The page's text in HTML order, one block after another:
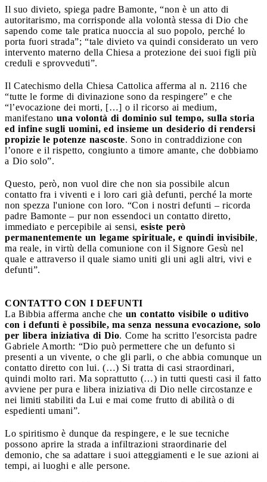
Il suo divieto, spiega padre Bamonte, “non è un atto di
autoritarismo, ma corrisponde alla volontà stessa di Dio che
sapendo come tale pratica nuoccia al suo popolo, perché lo
porta fuori strada”; “tale divieto va quindi considerato un vero
intervento materno della Chiesa a protezione dei suoi figli più
creduli e sprovveduti”.
Il Catechismo della Chiesa Cattolica afferma al n. 2116 che
“tutte le forme di divinazione sono da respingere” e che
“l’evocazione dei morti, […] o il ricorso ai medium,
manifestano una volontà di dominio sul tempo, sulla storia
ed infine sugli uomini, ed insieme un desiderio di rendersi
propizie le potenze nascoste. Sono in contraddizione con
l’onore e il rispetto, congiunto a timore amante, che dobbiamo
a Dio solo”.
Questo, però, non vuol dire che non sia possibile alcun
contatto fra i viventi e i loro cari già defunti, perché la morte
non spezza l'unione con loro. “Con i nostri defunti – ricorda
padre Bamonte – pur non essendoci un contatto diretto,
immediato e percepibile ai sensi, esiste però
permanentemente un legame spirituale, e quindi invisibile,
ma reale, in virtù della comunione con il Signore Gesù nel
quale e attraverso il quale siamo uniti gli uni agli altri, vivi e
defunti”.
CONTATTO CON I DEFUNTI
La Bibbia afferma anche che un contatto visibile o uditivo
con i defunti è possibile, ma senza nessuna evocazione, solo
per libera iniziativa di Dio. Come ha scritto l'esorcista padre
Gabriele Amorth: “Dio può permettere che un defunto si
presenti a un vivente, o che gli parli, o che abbia comunque un
contatto diretto con lui. (…) Si tratta di casi straordinari,
quindi molto rari. Ma soprattutto (…) in tutti questi casi il fatto
avviene per pura e libera iniziativa di Dio nelle circostanze e
nei limiti stabiliti da Lui e mai come frutto di abilità o di
espedienti umani”.
Lo spiritismo è dunque da respingere, e le sue tecniche
possono aprire la strada a infiltrazioni straordinarie del
demonio, che sa adattare i suoi atteggiamenti e le sue azioni ai
tempi, ai luoghi e alle persone.